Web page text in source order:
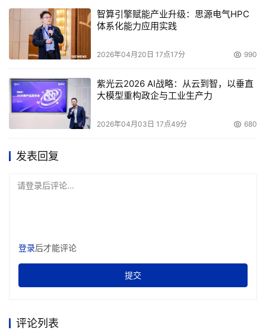
- 安装指南
- 保修/用户支持信息卡
元（不包括硬盘）。
本文来源于DOIT传媒，文章内容仅供参考，不构成投资建议。
智算引擎赋能产业升级：思源电气HPC
体系化能力应用实践
2026年04月20日 17点17分 990
紫光云2026 AI战略：从云到智，以垂直
大模型重构政企与工业生产力
2026年04月03日 17点49分 680
发表回复
请登录后评论...
登录后才能评论
提交
评论列表